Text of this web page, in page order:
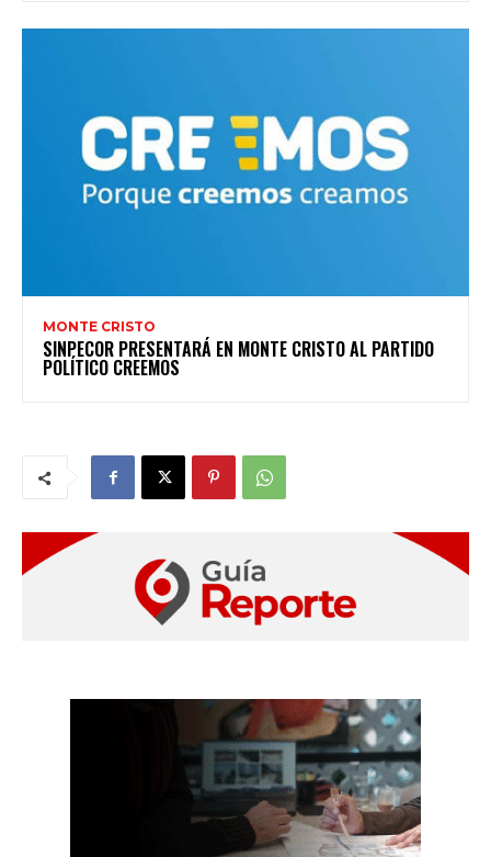
MONTE CRISTO
SINPECOR PRESENTARÁ EN MONTE CRISTO AL PARTIDO
POLÍTICO CREEMOS